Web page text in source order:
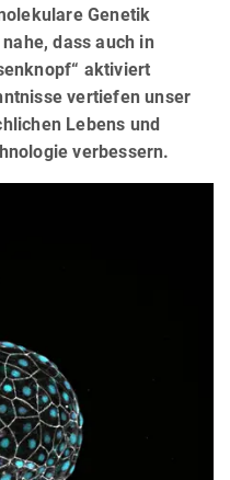
Genetik
dass auch in
aktiviert
vertiefen unser
Lebens und
verbessern.